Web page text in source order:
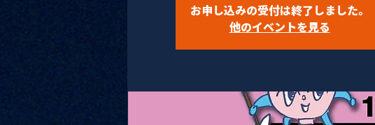
お申し込みの受付は終了しました。
他のイベントを見る